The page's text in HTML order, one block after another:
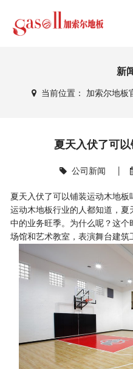
新
当前位置： 加索尔地板
夏天入伏了可
公司新闻
夏天入伏了可以铺装运动木地板
运动木地板行业的人都知道，夏
中的业务旺季。为什么呢？这
场馆和艺术教室，表演舞台建筑